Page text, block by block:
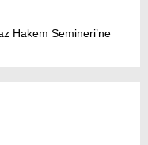
Hakem Semineri’ne